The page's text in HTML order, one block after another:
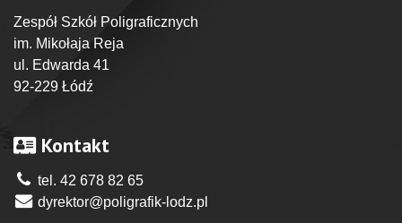
Zespół Szkół Poligraficznych
im. Mikołaja Reja
ul. Edwarda 41
92-229 Łódź
Kontakt
tel. 42 678 82 65
dyrektor@poligrafik-lodz.pl